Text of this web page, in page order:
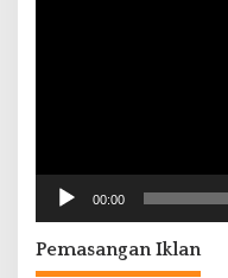
00:00
Pemasangan Iklan